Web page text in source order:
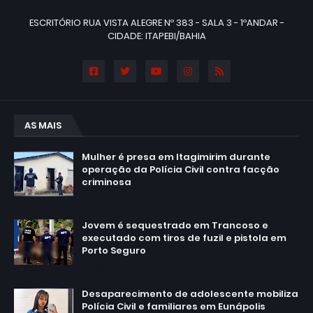
ESCRITÓRIO RUA VISTA ALEGRE Nº 383 - SALA 3 - 1ºANDAR -
CIDADE: ITAPEBI/BAHIA
AS MAIS
Mulher é presa em Itagimirim durante
operação da Polícia Civil contra facção
criminosa
Jovem é sequestrado em Trancoso e
executado com tiros de fuzil e pistola em
Porto Seguro
Desaparecimento de adolescente mobiliza
Polícia Civil e familiares em Eunápolis